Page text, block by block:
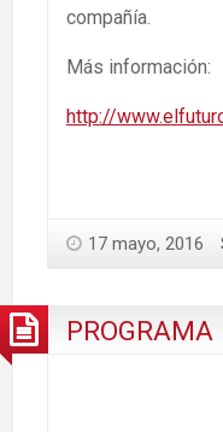
compañía.
Más información:
http://
17 mayo, 2016
PROGRAMA